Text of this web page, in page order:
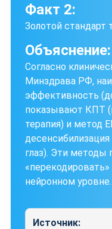
Факт 2:
Золотой стандарт
Объяснение:
Согласно
Минздрава РФ,
эффективность
показывают КПТ
терапия) и метод
глаз). Эти методы
нейронном уровне.
Источник: